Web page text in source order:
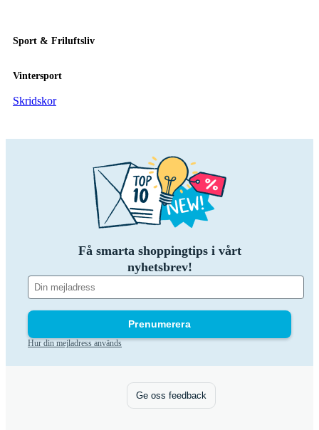
Sport & Friluftsliv
Vintersport
Skridskor
Få smarta shoppingtips i vårt
nyhetsbrev!
Prenumerera
Hur din mejladress används
Ge oss feedback